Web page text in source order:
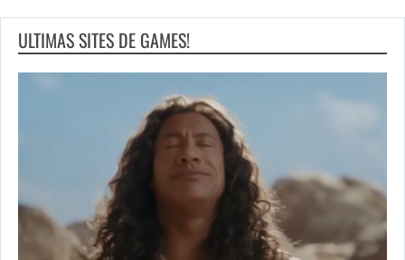
ULTIMAS SITES DE GAMES!